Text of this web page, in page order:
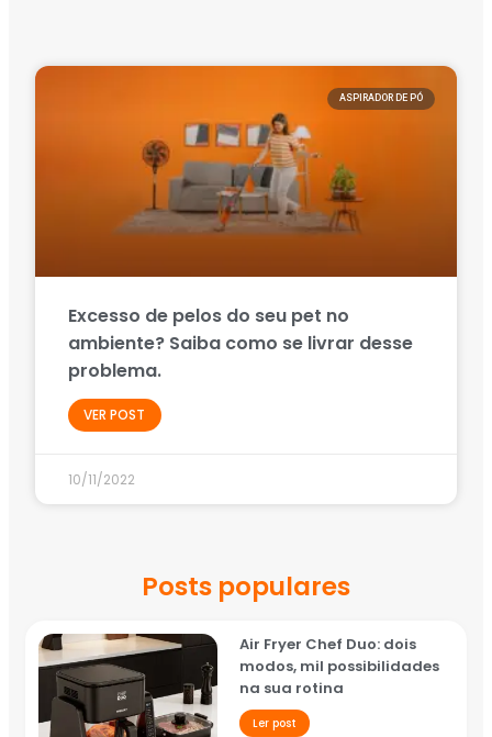
ASPIRADOR DE PÓ
Excesso de pelos do seu pet no
ambiente? Saiba como se livrar desse
problema.
VER POST
10/11/2022
Posts populares
Air Fryer Chef Duo: dois
modos, mil possibilidades
na sua rotina
Ler post